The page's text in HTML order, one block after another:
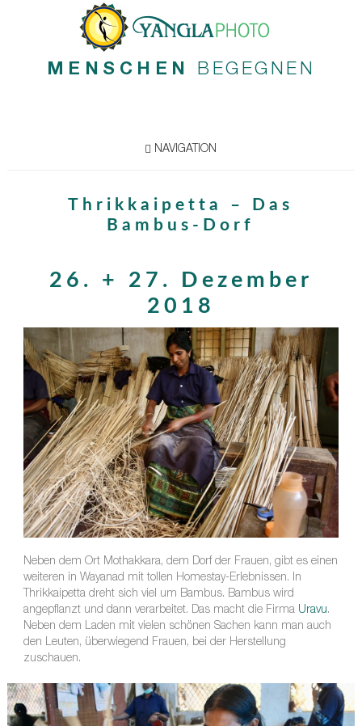
MENSCHEN BEGEGNEN
NAVIGATION
Thrikkaipetta – Das
Bambus-Dorf
26. + 27. Dezember
2018
Neben dem Ort Mothakkara, dem Dorf der Frauen, gibt es einen
weiteren in Wayanad mit tollen Homestay-Erlebnissen. In
Thrikkaipetta dreht sich viel um Bambus. Bambus wird
angepflanzt und dann verarbeitet. Das macht die Firma Uravu.
Neben dem Laden mit vielen schönen Sachen kann man auch
den Leuten, überwiegend Frauen, bei der Herstellung
zuschauen.